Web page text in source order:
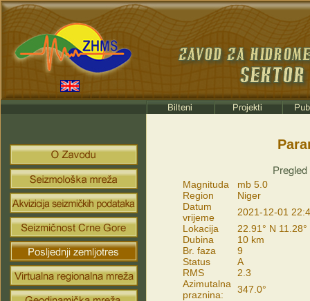
Magnituda
mb 5.0
Region
Niger
Datum
vrijeme
2021-12-01
Lokacija
22.91° N 11.28°
Dubina
10 km
Br. faza
9
Status
A
RMS
2.3
Azimutalna
praznina:
347.0°